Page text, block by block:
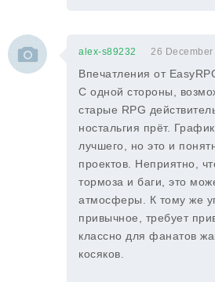
alex-s89232 26
Впечатления от
С одной стороны,
старые RPG
ностальгия прёт.
лучшего, но это и
проектов. Неприятно,
тормоза и баги, это
атмосферы. К тому же
привычное, требует
классно для фанатов
косяков.